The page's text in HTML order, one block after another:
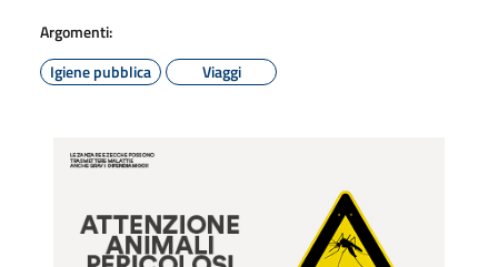
Argomenti:
Igiene pubblica
Viaggi